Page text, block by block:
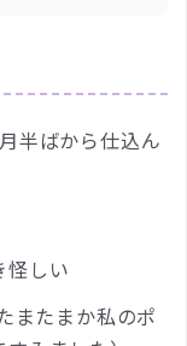
半ばから仕込ん
怪しい
またまか私のポ